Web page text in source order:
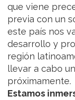
que viene
previa con un
este país nos
desarrollo y
región
llevar a cabo
próximamente.
Estamos